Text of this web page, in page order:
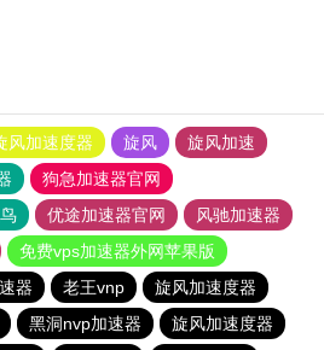
风加速度器 旋风
旋风加速
狗急加速器官网
优途加速器官网
风驰加速器
免费vps加速器外网苹果版
器 老王vnp
旋风加速度器
黑洞nvp加速器 旋风加速度器